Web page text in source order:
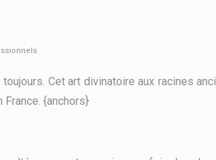
Cet art divinatoire aux racines
{anchors}